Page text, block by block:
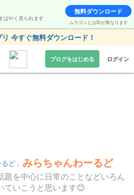
ばやく見られます
無料ダウンロード
ムラゴンとはIDが異なります
今すぐ無料ダウンロード！
ブログをはじめる ログイン
みらちゃんわーるど
題を中心に日常のことなどいろん
ていこうと思います😊